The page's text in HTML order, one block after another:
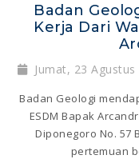
Badan
Kerja Dari
Jumat, 23 Agustus
Badan Geologi
ESDM Bapak
Diponegoro No. 57
pertemuan